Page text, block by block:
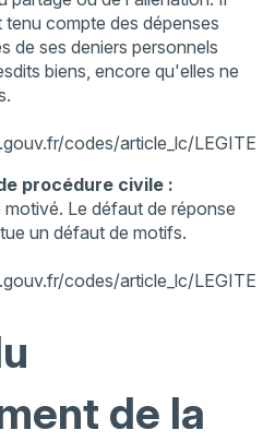
tenu compte des dépenses
de ses deniers personnels
biens, encore qu'elles ne
codes/article_lc/
procédure civile :
Le défaut de réponse
un défaut de motifs.
codes/article_lc/
de la